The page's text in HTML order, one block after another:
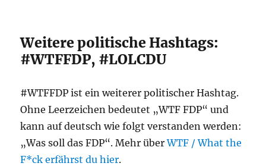
Weitere politische Hashtags:
#WTFFDP, #LOLCDU
#WTFFDP ist ein weiterer politischer Hashtag.
Ohne Leerzeichen bedeutet „WTF FDP“ und
kann auf deutsch wie folgt verstanden werden:
„Was soll das FDP“. Mehr überWTF / What the
F*ck erfährst du hier.